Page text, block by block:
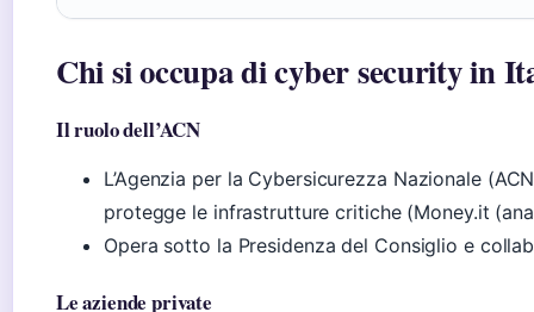
Chi si occupa di cyber security in
Il ruolo dell’ACN
L’Agenzia per la Cybersicurezza Nazionale
protegge le infrastrutture critiche (Money.it
Opera sotto la Presidenza del Consiglio e
Le aziende private